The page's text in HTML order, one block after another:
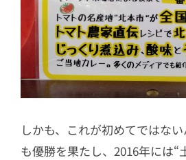
しかも、これが初めてではな
も優勝を果たし、2016年には“